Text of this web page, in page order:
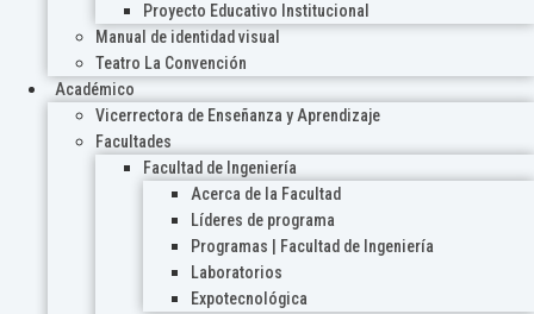
Proyecto Educativo Institucional
Manual de identidad visual
Teatro La Convención
Académico
Vicerrectora de Enseñanza y Aprendizaje
Facultades
Facultad de Ingeniería
Acerca de la Facultad
Líderes de programa
Programas | Facultad de Ingeniería
Laboratorios
Expotecnológica